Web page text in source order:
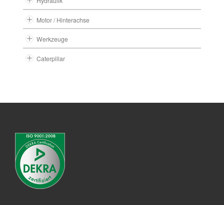
Motor / Hinterachse
Werkzeuge
Caterpillar